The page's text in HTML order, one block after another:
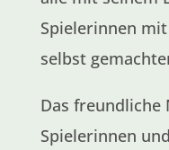
Spielerinnen
selbst
Das
Spielerinnen